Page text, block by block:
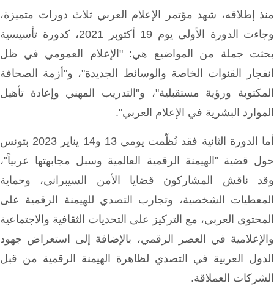
منذ إطلاقه، شهد مؤتمر الإعلام العربي ثلاث دورات متميزة،
وجاءت الدورة الأولى يوم 19 أكتوبر 2021، كدورة تأسيسية
بحثت جملة من المواضيع هي: "الإعلام العمومي في ظل
انفجار القنوات الخاصة والوسائط الجديدة"، و"أزمة الصحافة
المكتوبة ورؤية مستقبلية"، و"التدريب المهني وإعادة تأهيل
الموارد البشرية في الإعلام العربي".
أما الدورة الثانية فقد نُظّمت يومي 13 و14 يناير 2023 بتونس
حول قضية "الهيمنة الرقمية العالمية وسبل مجابهتها عربياً"،
وقد ناقش المشاركون قضايا الأمن السيبراني، وحماية
المعطيات الشخصية، وتجارب التصدي للهيمنة الرقمية على
المحتوى العربي، مع التركيز على التحديات الثقافية والاجتماعية
والإعلامية في العصر الرقمي، بالإضافة إلى استعراض جهود
الدول العربية في التصدي لظاهرة الهيمنة الرقمية من قبل
الشركات العملاقة.